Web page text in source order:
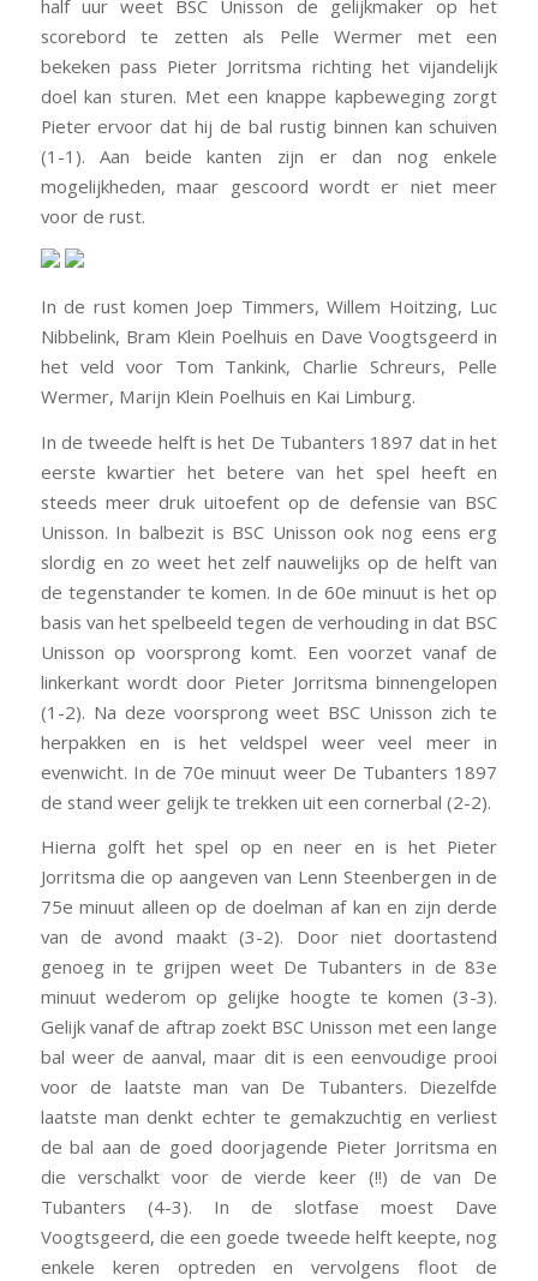
half uur weet BSC Unisson de gelijkmaker op het
scorebord te zetten als Pelle Wermer met een
bekeken pass Pieter Jorritsma richting het vijandelijk
doel kan sturen. Met een knappe kapbeweging zorgt
Pieter ervoor dat hij de bal rustig binnen kan schuiven
(1-1). Aan beide kanten zijn er dan nog enkele
mogelijkheden, maar gescoord wordt er niet meer
voor de rust.
In de rust komen Joep Timmers, Willem Hoitzing, Luc
Nibbelink, Bram Klein Poelhuis en Dave Voogtsgeerd in
het veld voor Tom Tankink, Charlie Schreurs, Pelle
Wermer, Marijn Klein Poelhuis en Kai Limburg.
In de tweede helft is het De Tubanters 1897 dat in het
eerste kwartier het betere van het spel heeft en
steeds meer druk uitoefent op de defensie van BSC
Unisson. In balbezit is BSC Unisson ook nog eens erg
slordig en zo weet het zelf nauwelijks op de helft van
de tegenstander te komen. In de 60e minuut is het op
basis van het spelbeeld tegen de verhouding in dat BSC
Unisson op voorsprong komt. Een voorzet vanaf de
linkerkant wordt door Pieter Jorritsma binnengelopen
(1-2). Na deze voorsprong weet BSC Unisson zich te
herpakken en is het veldspel weer veel meer in
evenwicht. In de 70e minuut weer De Tubanters 1897
de stand weer gelijk te trekken uit een cornerbal (2-2).
Hierna golft het spel op en neer en is het Pieter
Jorritsma die op aangeven van Lenn Steenbergen in de
75e minuut alleen op de doelman af kan en zijn derde
van de avond maakt (3-2). Door niet doortastend
genoeg in te grijpen weet De Tubanters in de 83e
minuut wederom op gelijke hoogte te komen (3-3).
Gelijk vanaf de aftrap zoekt BSC Unisson met een lange
bal weer de aanval, maar dit is een eenvoudige prooi
voor de laatste man van De Tubanters. Diezelfde
laatste man denkt echter te gemakzuchtig en verliest
de bal aan de goed doorjagende Pieter Jorritsma en
die verschalkt voor de vierde keer (!!) de van De
Tubanters (4-3). In de slotfase moest Dave
Voogtsgeerd, die een goede tweede helft keepte, nog
enkele keren optreden en vervolgens floot de